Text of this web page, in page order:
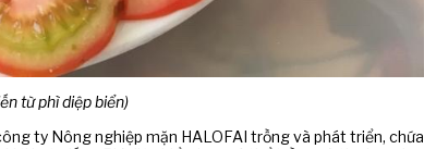
từ phì diệp biển)
ty Nông nghiệp mặn HALOFAI trồng và phát triển, chứa